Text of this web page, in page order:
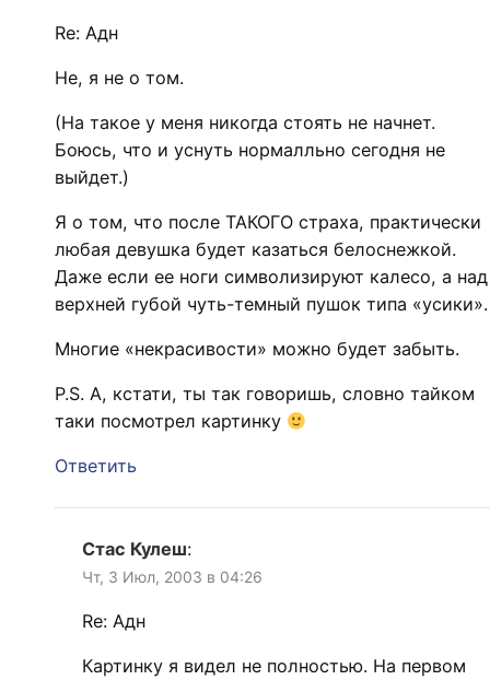
Re: Адн
Не, я не о том.
(На такое у меня никогда стоять не начнет.
Боюсь, что и уснуть нормалльно сегодня не
выйдет.)
Я о том, что после ТАКОГО страха, практически
любая девушка будет казаться белоснежкой.
Даже если ее ноги символизируют калесо, а над
верхней губой чуть-темный пушок типа «усики».
Многие «некрасивости» можно будет забыть.
P.S. А, кстати, ты так говоришь, словно тайком
таки посмотрел картинку
Ответить
Стас Кулеш:
Чт, 3 Июл, 2003 в 04:26
Re: Адн
Картинку я видел не полностью. На первом